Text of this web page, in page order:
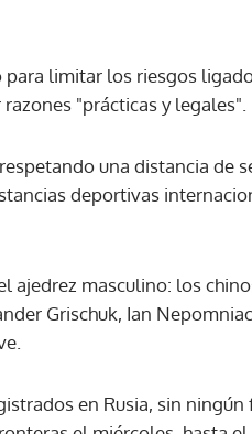
a nuestro boletín.
ACEPTAR
limitar los riesgos
"prácticas y legales".
una distancia de
deportivas
ajedrez masculino: los
Grischuk, Ian
en Rusia, sin